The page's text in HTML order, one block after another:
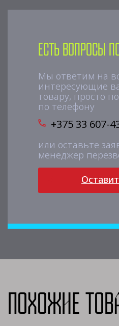
Есть вопросы
Мы ответим на
интересующие
товару, просто
по телефону
+375 33 607-
или оставьте
менеджер
Похожие